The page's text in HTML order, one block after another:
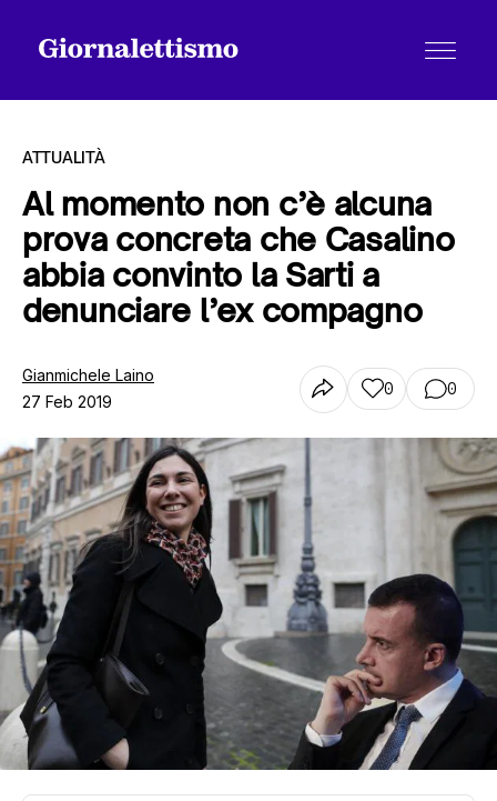
Tutti gli articoli
ATTUALITÀ
Al momento non c’è alcuna
prova concreta che Casalino
abbia convinto la Sarti a
denunciare l’ex compagno
Gianmichele Laino
27 Feb 2019
0 0